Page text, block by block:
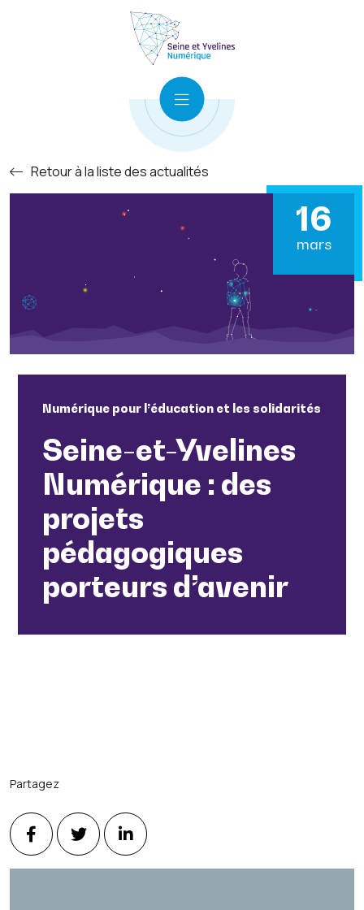
Retour à la liste des actualités
16
mars
Numérique pour l’éducation et les solidarités
Seine-et-Yvelines
Numérique : des
projets
pédagogiques
porteurs d’avenir
Partagez